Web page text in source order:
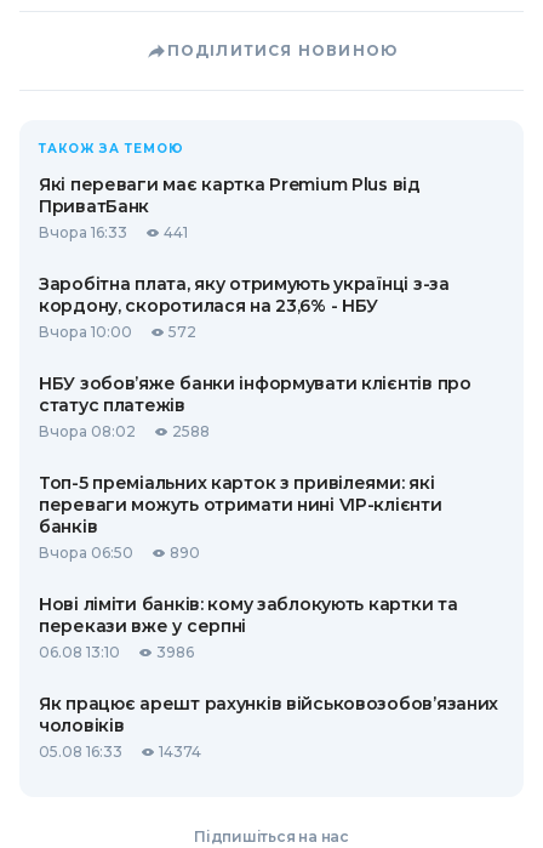
ПОДІЛИТИСЯ НОВИНОЮ
ТАКОЖ ЗА ТЕМОЮ
Які переваги має картка Premium Plus від
ПриватБанк
Вчора 16:33 441
Заробітна плата, яку отримують українці з-за
кордону, скоротилася на 23,6% - НБУ
Вчора 10:00 572
НБУ зобов’яже банки інформувати клієнтів про
статус платежів
Вчора 08:02 2588
Топ-5 преміальних карток з привілеями: які
переваги можуть отримати нині VIP-клієнти
банків
Вчора 06:50 890
Нові ліміти банків: кому заблокують картки та
перекази вже у серпні
06.08 13:10 3986
Як працює арешт рахунків військовозобов’язаних
чоловіків
05.08 16:33 14374
Підпишіться на нас